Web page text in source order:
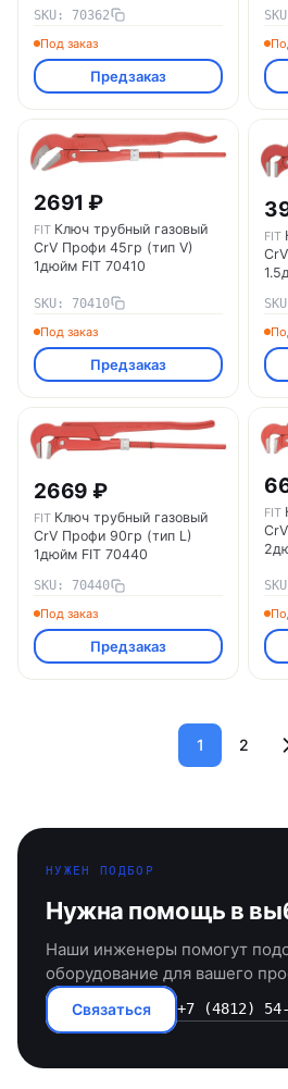
SKU: 70362
Под заказ
Предзаказ
2691 ₽
FIT Ключ трубный газовый
CrV Профи 45гр (тип V)
1дюйм FIT 70410
SKU: 70410
Под заказ
Предзаказ
FIT
2669 ₽
FIT Ключ трубный газовый
CrV Профи 90гр (тип L)
1дюйм FIT 70440
SKU: 70440
Под заказ
Предзаказ
FIT
1 2
НУЖЕН ПОДБОР
Нужна помощь в
Наши инженеры помогут
оборудование для вашего
Связаться +7 (4812)